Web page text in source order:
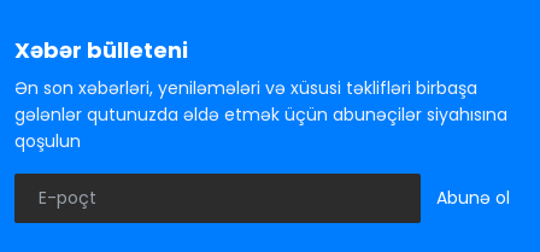
Xəbər bülleteni
Ən son xəbərləri, yeniləmələri və xüsusi təklifləri birbaşa
gələnlər qutunuzda əldə etmək üçün abunəçilər siyahısına
qoşulun
Abunə ol